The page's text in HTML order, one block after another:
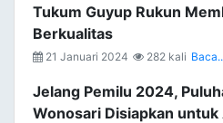
Tukum Guyup Rukun
Berkualitas
21 Januari 2024 282 kali
Jelang Pemilu 2024,
Wonosari Disiapkan untuk